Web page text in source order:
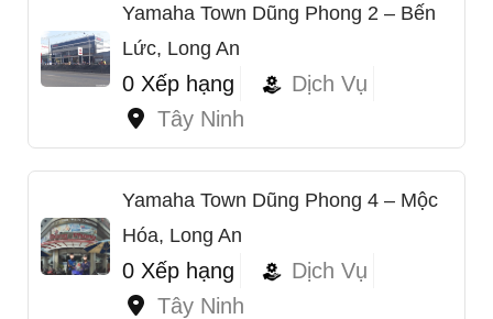
Yamaha Town Dũng Phong 2 – Bến
Lức, Long An
0 Xếp hạng
Dịch Vụ
Tây Ninh
Yamaha Town Dũng Phong 4 – Mộc
Hóa, Long An
0 Xếp hạng
Dịch Vụ
Tây Ninh